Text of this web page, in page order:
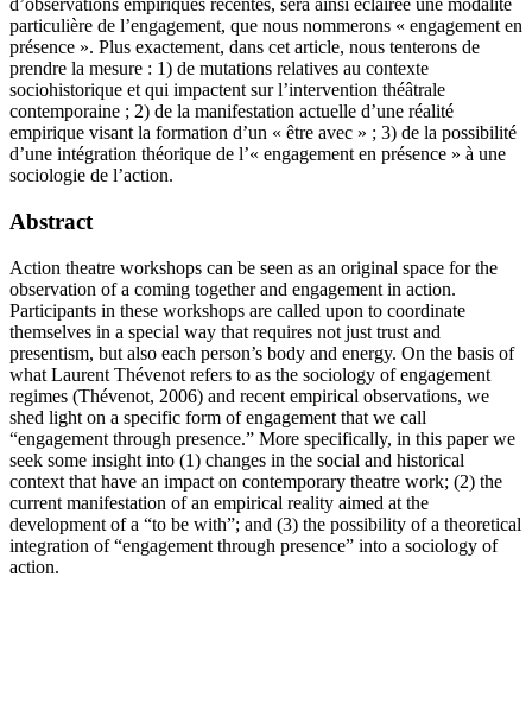
d’observations empiriques récentes, sera ainsi éclairée une modalité
particulière de l’engagement, que nous nommerons « engagement en
présence ». Plus exactement, dans cet article, nous tenterons de
prendre la mesure : 1) de mutations relatives au contexte
sociohistorique et qui impactent sur l’intervention théâtrale
contemporaine ; 2) de la manifestation actuelle d’une réalité
empirique visant la formation d’un « être avec » ; 3) de la possibilité
d’une intégration théorique de l’« engagement en présence » à une
sociologie de l’action.
Abstract
Action theatre workshops can be seen as an original space for the
observation of a coming together and engagement in action.
Participants in these workshops are called upon to coordinate
themselves in a special way that requires not just trust and
presentism, but also each person’s body and energy. On the basis of
what Laurent Thévenot refers to as the sociology of engagement
regimes (Thévenot, 2006) and recent empirical observations, we
shed light on a specific form of engagement that we call
“engagement through presence.” More specifically, in this paper we
seek some insight into (1) changes in the social and historical
context that have an impact on contemporary theatre work; (2) the
current manifestation of an empirical reality aimed at the
development of a “to be with”; and (3) the possibility of a theoretical
integration of “engagement through presence” into a sociology of
action.